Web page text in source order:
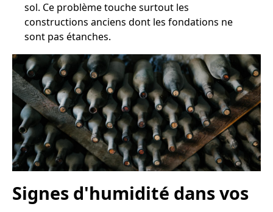
sol. Ce problème touche surtout les
constructions anciens dont les fondations ne
sont pas étanches.
Signes d'humidité dans vos